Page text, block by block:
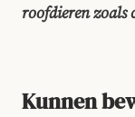
roofdieren zoals
Kunnen